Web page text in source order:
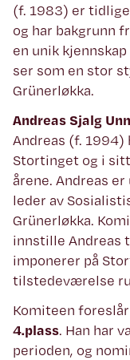
(f. 1983) er
og har bakgrunn
en unik
ser som en stor
Grünerløkka.
Andreas Sjalg
Andreas (f. 1994)
Stortinget og i
årene. Andreas
leder av
Grünerløkka.
innstille Andreas
imponerer på
tilstedeværelse
Komiteen foreslår
4.plass. Han har
perioden, og